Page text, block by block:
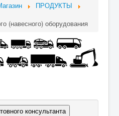
ПРОДУКТЫ
(навесного) оборудования
консультанта